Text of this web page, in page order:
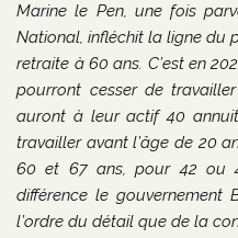
Marine le Pen, une fois
National, infléchit la ligne du
retraite à 60 ans. C’est en
pourront cesser de
auront à leur actif 40
travailler avant l’âge de 20
60 et 67 ans, pour 42 ou
différence le
l’ordre du détail que de la